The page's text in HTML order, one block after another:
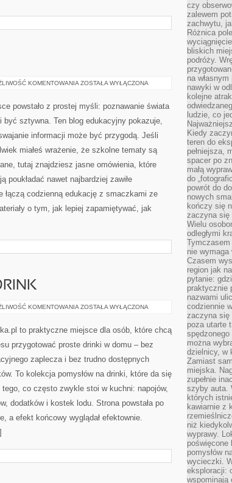
KOMENTOWANIA ZIEMIA
ZOSTAŁA WYŁĄCZONA
powstało z prostej myśli: poznawanie świata
być sztywna. Ten blog edukacyjny pokazuje,
informacji może być przygodą. Jeśli
miałeś wrażenie, że szkolne tematy są
tutaj znajdziesz jasne omówienia, które
poukładać nawet najbardziej zawiłe
codzienną edukację z smaczkami ze
o tym, jak lepiej zapamiętywać, jak
KOMENTOWANIA PRZEPISY
DRINK
ZOSTAŁA WYŁĄCZONA
to praktyczne miejsce dla osób, które chcą
przygotować proste drinki w domu – bez
zaplecza i bez trudno dostępnych
To kolekcja pomysłów na drinki, które da się
co często zwykle stoi w kuchni: napojów,
dodatków i kostek lodu. Strona powstała po
a efekt końcowy wyglądał efektownie.
czy
zalewem
zachwytu,
Różnica
bliskich
podróży.
na
nawyki w
kolejne
ludzie, co
Kiedy
teren do
pełniejsza,
spacer po
małą
do
powrót do
nowych
kończy się
zaczyna się
Wielu
odległymi
Tymczasem
nie wymaga
Czasem
region jak
pytanie:
praktycznie
nazwami
codziennie
zaczyna się
poza utarte
można
dzielnicy, w
Zamiast
miejska.
zupełnie
szyby auta.
których
kawiarnie z
niż
wyprawy.
poświęcone
pomysłów
wycieczki.
eksploracji:
wspominają